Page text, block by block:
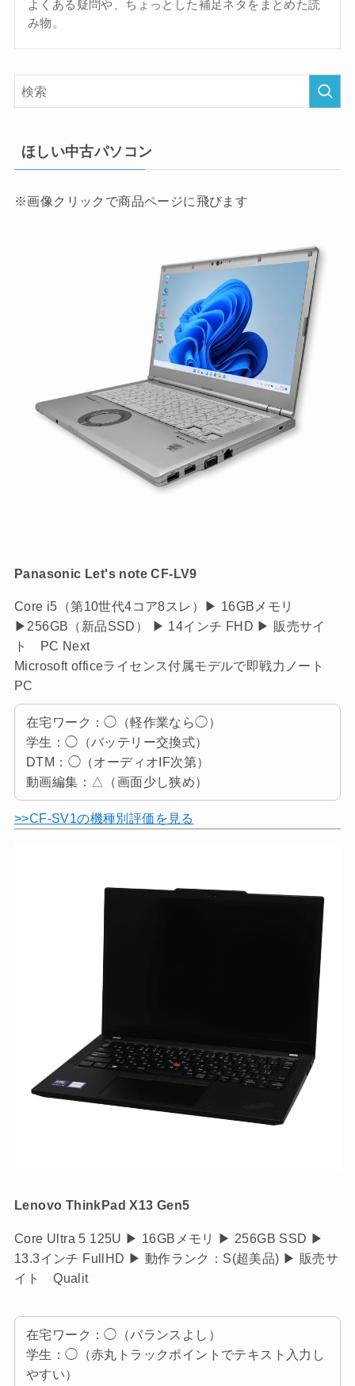
よくある疑問や、ちょっとした補足ネタをまとめた読
み物。
ほしい中古パソコン
※画像クリックで商品ページに飛びます
Panasonic Let's note CF-LV9
Core i5（第10世代4コア8スレ）▶ 16GBメモリ
▶256GB（新品SSD） ▶ 14インチ FHD ▶ 販売サイ
ト PC Next
Microsoft officeライセンス付属モデルで即戦力ノート
PC
在宅ワーク：◯（軽作業なら◯）
学生：◯（バッテリー交換式）
DTM：◯（オーディオIF次第）
動画編集：△（画面少し狭め）
>>CF-SV1の機種別評価を見る
Lenovo ThinkPad X13 Gen5
Core Ultra 5 125U ▶ 16GBメモリ ▶ 256GB SSD ▶
13.3インチ FullHD ▶ 動作ランク：S(超美品) ▶ 販売サ
イト Qualit
在宅ワーク：◯（バランスよし）
学生：◯（赤丸トラックポイントでテキスト入力し
やすい）